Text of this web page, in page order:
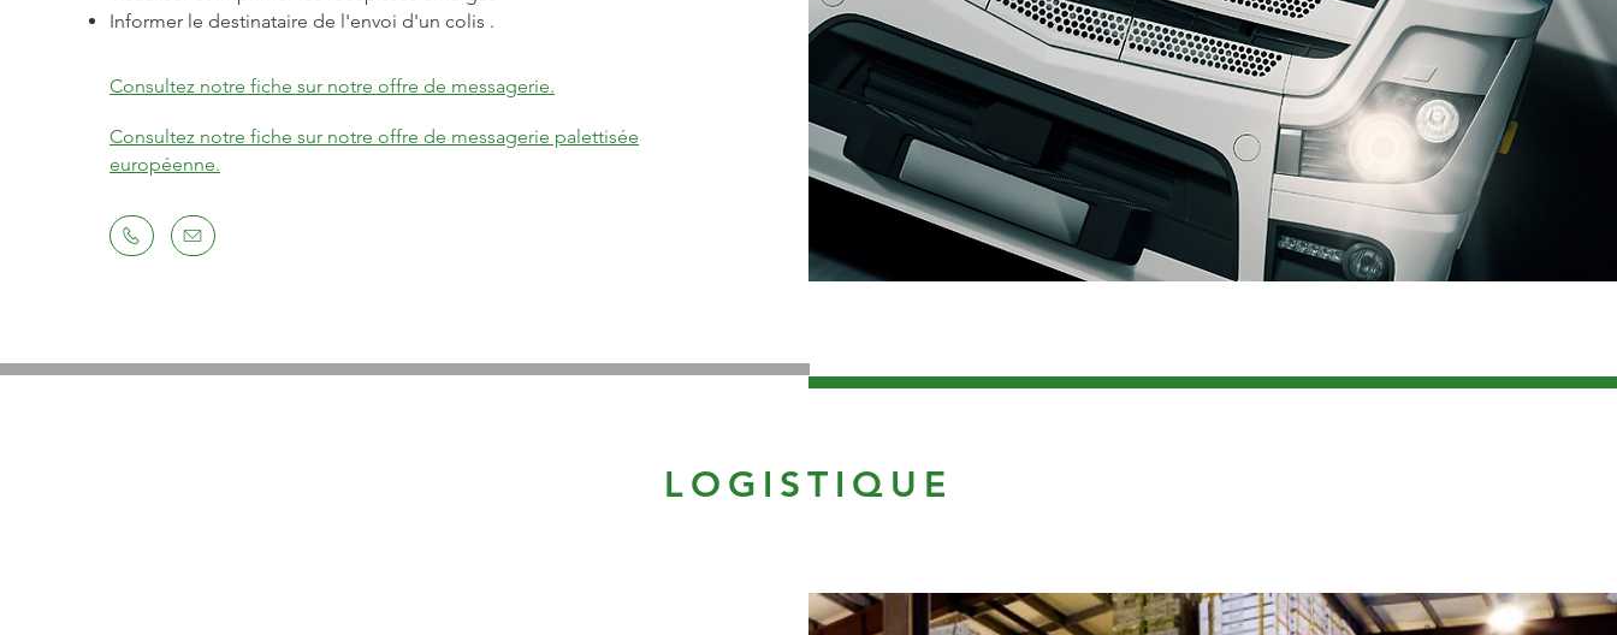
Informer le destinataire de l'envoi d'un colis .
Consultez notre fiche sur notre offre de messagerie.
Consultez notre fiche sur notre offre de messagerie palettisée
européenne.
LOGISTIQUE